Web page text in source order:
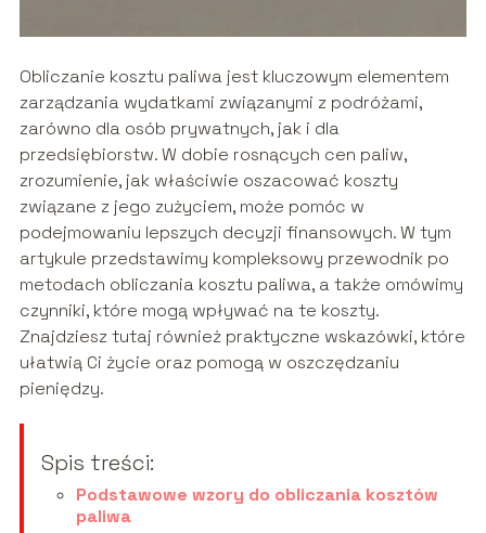
Obliczanie kosztu paliwa jest kluczowym elementem
zarządzania wydatkami związanymi z podróżami,
zarówno dla osób prywatnych, jak i dla
przedsiębiorstw. W dobie rosnących cen paliw,
zrozumienie, jak właściwie oszacować koszty
związane z jego zużyciem, może pomóc w
podejmowaniu lepszych decyzji finansowych. W tym
artykule przedstawimy kompleksowy przewodnik po
metodach obliczania kosztu paliwa, a także omówimy
czynniki, które mogą wpływać na te koszty.
Znajdziesz tutaj również praktyczne wskazówki, które
ułatwią Ci życie oraz pomogą w oszczędzaniu
pieniędzy.
Spis treści:
Podstawowe wzory do obliczania kosztów
paliwa